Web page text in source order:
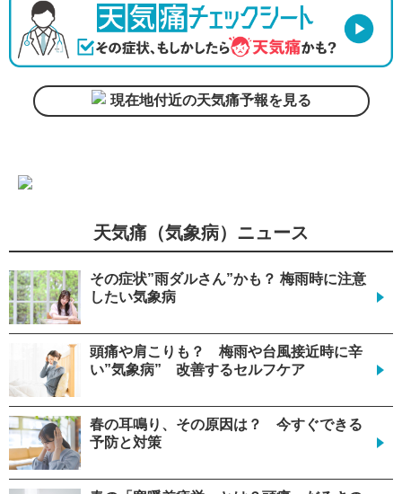
現在地付近の天気痛予報を見る
天気痛（気象病）ニュース
その症状”雨ダルさん”かも？ 梅雨時に注意
したい気象病
頭痛や肩こりも？ 梅雨や台風接近時に辛
い”気象病” 改善するセルフケア
春の耳鳴り、その原因は？ 今すぐできる
予防と対策